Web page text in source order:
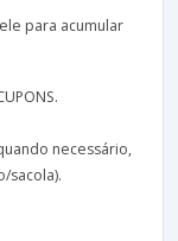
para acumular
necessário,
sacola).